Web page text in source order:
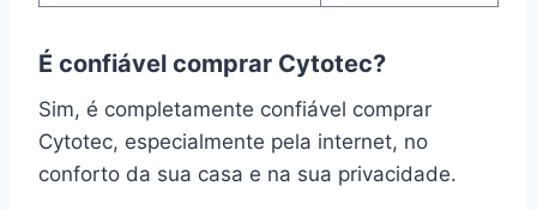
É confiável comprar Cytotec?
Sim, é completamente confiável comprar
Cytotec, especialmente pela internet, no
conforto da sua casa e na sua privacidade.